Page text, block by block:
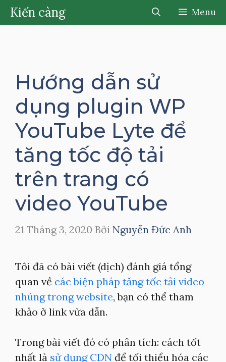
Chuyển
đến
Kiến càng Menu
Hướng dẫn sử
dụng plugin WP
YouTube Lyte để
tăng tốc độ tải
trên trang có
video YouTube
21 Tháng 3, 2020 Bởi Nguyễn Đức Anh
Tôi đã có bài viết (dịch) đánh giá tổng
quan về các biện pháp tăng tốc tải video
nhúng trong website, bạn có thể tham
khảo ở link vừa dẫn.
Trong bài viết đó có phân tích: cách tốt
nhất là sử dụng CDN để tối thiểu hóa các